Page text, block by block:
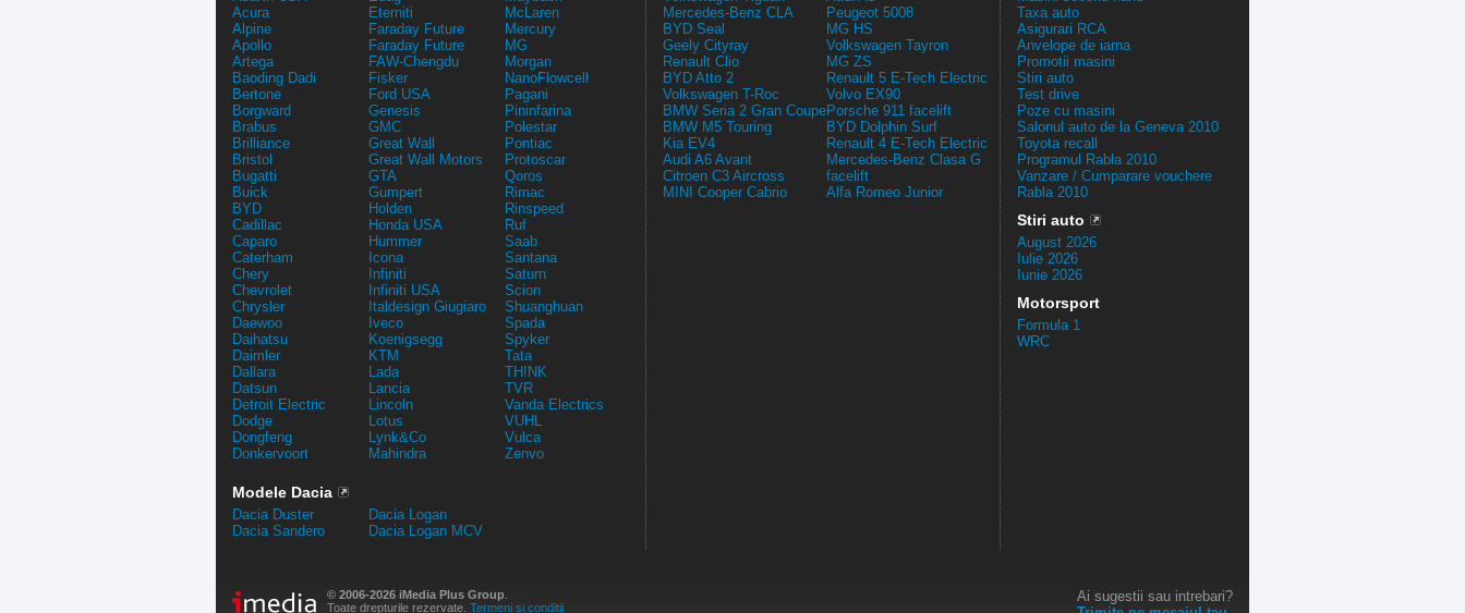
Acura
Alpine
Apollo
Artega
Baoding Dadi
Bertone
Borgward
Brabus
Brilliance
Bristol
Bugatti
Buick
BYD
Cadillac
Caparo
Caterham
Chery
Chevrolet
Chrysler
Daewoo
Daihatsu
Daimler
Dallara
Datsun
Detroit Electric
Dodge
Dongfeng
Donkervoort
Eterniti
Faraday Future
Faraday Future
FAW-Chengdu
Fisker
Ford USA
Genesis
GMC
Great Wall
Great Wall Motors
GTA
Gumpert
Holden
Honda USA
Hummer
Icona
Infiniti
Infiniti USA
Italdesign Giugiaro
Iveco
Koenigsegg
KTM
Lada
Lancia
Lincoln
Lotus
Lynk&Co
Mahindra
McLaren
Mercury
MG
Morgan
NanoFlowcell
Pagani
Pininfarina
Polestar
Pontiac
Protoscar
Qoros
Rimac
Rinspeed
Ruf
Saab
Santana
Saturn
Scion
Shuanghuan
Spada
Spyker
Tata
TH!NK
TVR
Vanda Electrics
VUHL
Vulca
Zenvo
Modele Dacia
Dacia Duster
Dacia Sandero
Dacia Logan
Dacia Logan MCV
Mercedes-Benz CLA
BYD Seal
Geely Cityray
Renault Clio
BYD Atto 2
Volkswagen T-Roc
BMW Seria 2 Gran Coupe
BMW M5 Touring
Kia EV4
Audi A6 Avant
Citroen C3 Aircross
MINI Cooper Cabrio
Peugeot 5008
MG HS
Volkswagen Tayron
MG ZS
Renault 5 E-Tech Electric
Volvo EX90
Porsche 911 facelift
BYD Dolphin Surf
Renault 4 E-Tech Electric
Mercedes-Benz Clasa G
facelift
Alfa Romeo Junior
Taxa auto
Asigurari RCA
Anvelope de iarna
Promotii masini
Stiri auto
Test drive
Poze cu masini
Salonul auto de la Geneva 2010
Toyota recall
Programul Rabla 2010
Vanzare / Cumparare vouchere
Rabla 2010
Stiri auto
August 2026
Iulie 2026
Iunie 2026
Motorsport
Formula 1
WRC
© 2006-2026 iMedia Plus Group
Toate drepturile rezervate. Termeni si conditii
Ai sugestii sau intrebari?